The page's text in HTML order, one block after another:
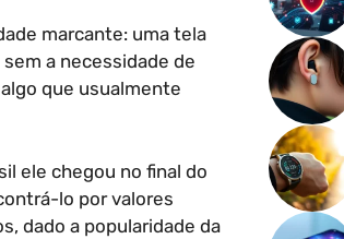
marcante: uma tela
a necessidade de
que usualmente
ele chegou no final do
lo por valores
dado a popularidade da